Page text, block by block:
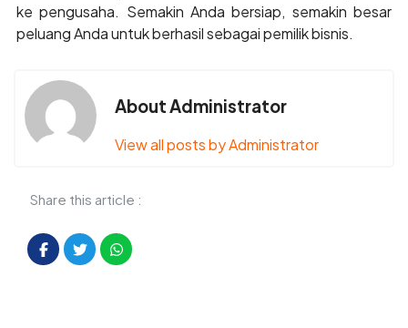
ke pengusaha. Semakin Anda bersiap, semakin besar
peluang Anda untuk berhasil sebagai pemilik bisnis.
About Administrator
View all posts by Administrator
Share this article :